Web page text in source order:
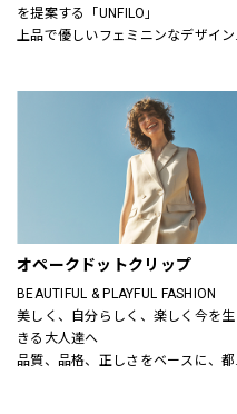
を提案する「UNFILO」
上品で優しいフェミニンなデザイン
ニットだから、ひたすら心地いい靴
「steppi（ステッピ）」
公式オンラインストア「ONWARD
CROSSET」でお選びいただいた商品
を取り寄せて、店舗にてご試着、ご
購入いただける「クリック&トライ」
も対応しております。
オペークドットクリップ
BEAUTIFUL & PLAYFUL FASHION
美しく、自分らしく、楽しく今を生
きる大人達へ
品質、品格、正しさをベースに、都